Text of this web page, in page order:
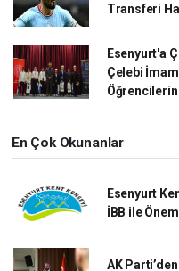
Transferi
Esenyurt'a
Çelebi
En Çok Okunanlar
Esenyurt
İBB ile
AK Parti’den